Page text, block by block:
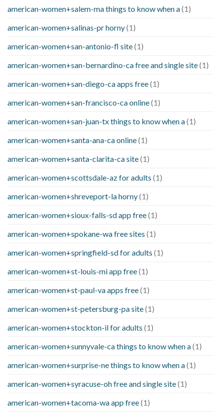
american-women+salem-ma things to know when a(1)
american-women+salinas-pr horny(1)
american-women+san-antonio-fl site(1)
american-women+san-bernardino-ca free and single site(1)
american-women+san-diego-ca apps free(1)
american-women+san-francisco-ca online(1)
american-women+san-juan-tx things to know when a(1)
american-women+santa-ana-ca online(1)
american-women+santa-clarita-ca site(1)
american-women+scottsdale-az for adults (1)
american-women+shreveport-la horny(1)
american-women+sioux-falls-sd app free(1)
american-women+spokane-wa free sites (1)
american-women+springfield-sd for adults (1)
american-women+st-louis-mi app free(1)
american-women+st-paul-va apps free(1)
american-women+st-petersburg-pa site(1)
american-women+stockton-il for adults (1)
american-women+sunnyvale-ca things to know when a(1)
american-women+surprise-ne things to know when a(1)
american-women+syracuse-oh free and single site(1)
american-women+tacoma-wa app free(1)